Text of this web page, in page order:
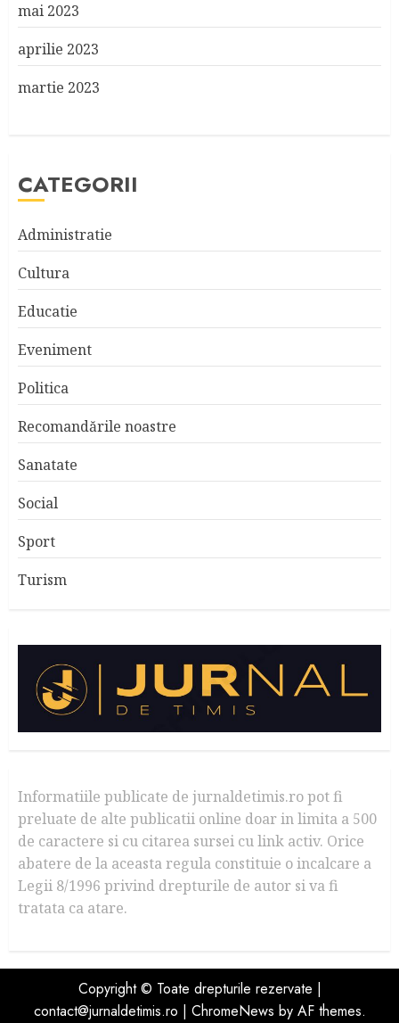
mai 2023
aprilie 2023
martie 2023
CATEGORII
Administratie
Cultura
Educatie
Eveniment
Politica
Recomandările noastre
Sanatate
Social
Sport
Turism
Informatiile publicate de jurnaldetimis.ro pot fi
preluate de alte publicatii online doar in limita a 500
de caractere si cu citarea sursei cu link activ. Orice
abatere de la aceasta regula constituie o incalcare a
Legii 8/1996 privind drepturile de autor si va fi
tratata ca atare.
Copyright © Toate drepturile rezervate |
contact@jurnaldetimis.ro | ChromeNews by AF themes.